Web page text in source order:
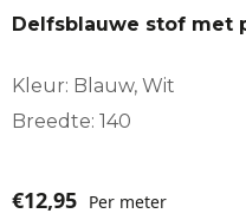
Delfsblauwe stof met
Kleur: Blauw, Wit
Breedte: 140
€12,95 Per meter